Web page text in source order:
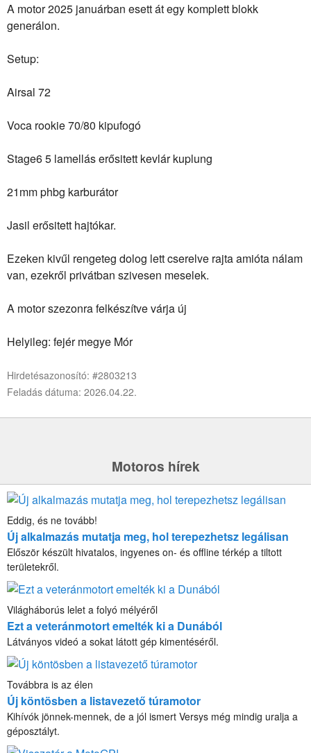
A motor 2025 januárban esett át egy komplett blokk
generálon.
Setup:
Airsal 72
Voca rookie 70/80 kipufogó
Stage6 5 lamellás erősitett kevlár kuplung
21mm phbg karburátor
Jasil erősitett hajtókar.
Ezeken kivűl rengeteg dolog lett cserelve rajta amióta nálam
van, ezekről privátban szivesen meselek.
A motor szezonra felkészítve várja új
Helyileg: fejér megye Mór
Hirdetésazonosító: #2803213
Feladás dátuma: 2026.04.22.
Motoros hírek
Eddig, és ne tovább!
Új alkalmazás mutatja meg, hol terepezhetsz legálisan
Először készült hivatalos, ingyenes on- és offline térkép a tiltott
területekről.
Világháborús lelet a folyó mélyéről
Ezt a veteránmotort emelték ki a Dunából
Látványos videó a sokat látott gép kimentéséről.
Továbbra is az élen
Új köntösben a listavezető túramotor
Kihívók jönnek-mennek, de a jól ismert Versys még mindig uralja a
géposztályt.